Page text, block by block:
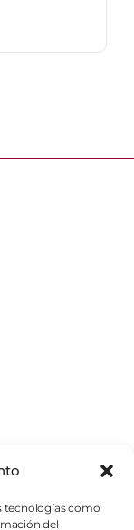
tecnologías como
del